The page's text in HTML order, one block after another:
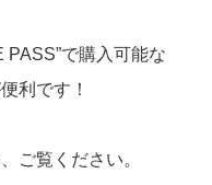
PASS”で購入可能な
利です！
ご覧ください。